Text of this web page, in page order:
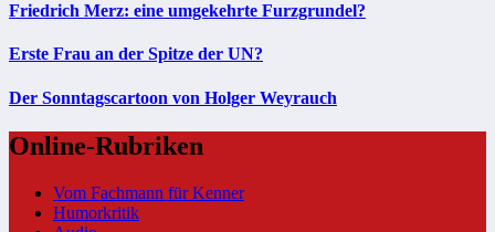
Friedrich Merz: eine umgekehrte Furzgrundel?
Erste Frau an der Spitze der UN?
Der Sonntagscartoon von Holger Weyrauch
Online-Rubriken
Vom Fachmann für Kenner
Humorkritik